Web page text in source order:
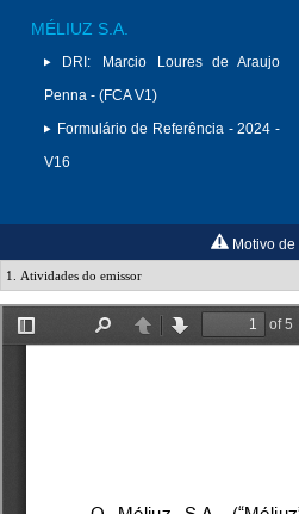
MÉLIUZ S.A.
DRI:
Marcio Loures de Araujo
Penna - (FCA V1)
Formulário de Referência - 2024 -
V16
Motivo